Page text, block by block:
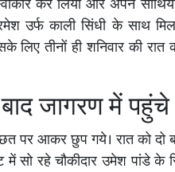
कर लिया और अपने
उर्फ काली सिंधी के साथ
लिए तीनों ही शनिवार की
जागरण में पहुंचे
छत पर आकर छुप गये। रात को
सो रहे चौकीदार उमेश पांडे के